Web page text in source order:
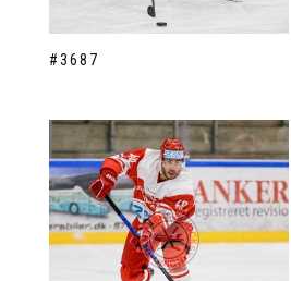
#3687